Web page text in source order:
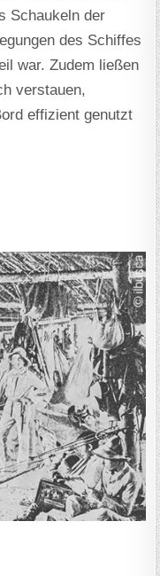
Schaukeln der
des Schiffes
war. Zudem ließen
verstauen,
effizient genutzt